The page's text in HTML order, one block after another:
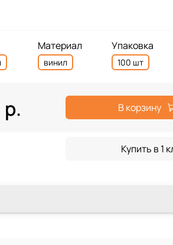
Материал
винил
Упаковка
100 шт
В корзину
Купить в 1